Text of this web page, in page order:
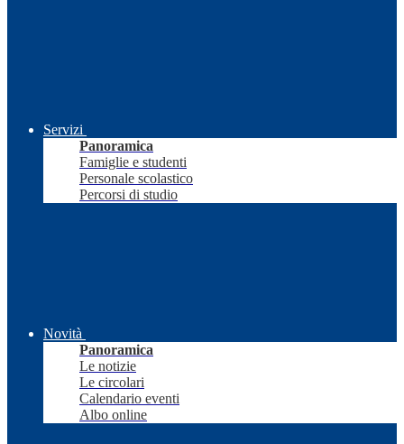
Servizi
Panoramica
Famiglie e studenti
Personale scolastico
Percorsi di studio
Novità
Panoramica
Le notizie
Le circolari
Calendario eventi
Albo online